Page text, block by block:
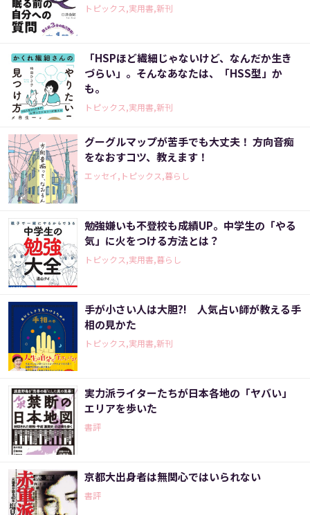
トピックス,実用書,新刊
「HSPほど繊細じゃないけど、なんだか生き
づらい」。そんなあなたは、「HSS型」か
も。
トピックス,実用書,新刊
グーグルマップが苦手でも大丈夫！ 方向音痴
をなおすコツ、教えます！
エッセイ,トピックス,暮らし
勉強嫌いも不登校も成績UP。中学生の「やる
気」に火をつける方法とは？
トピックス,実用書,暮らし
手が小さい人は大胆?! 人気占い師が教える手
相の見かた
トピックス,実用書,新刊
実力派ライターたちが日本各地の「ヤバい」
エリアを歩いた
書評
京都大出身者は無関心ではいられない
書評